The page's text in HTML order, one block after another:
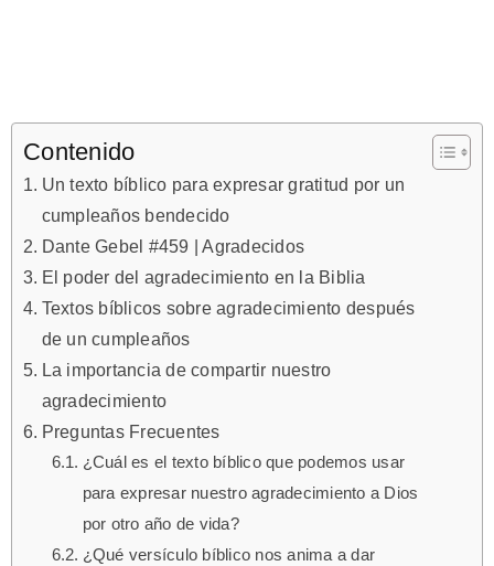
Contenido
Un texto bíblico para expresar gratitud por un
cumpleaños bendecido
Dante Gebel #459 | Agradecidos
El poder del agradecimiento en la Biblia
Textos bíblicos sobre agradecimiento después
de un cumpleaños
La importancia de compartir nuestro
agradecimiento
Preguntas Frecuentes
¿Cuál es el texto bíblico que podemos usar
para expresar nuestro agradecimiento a Dios
por otro año de vida?
¿Qué versículo bíblico nos anima a dar